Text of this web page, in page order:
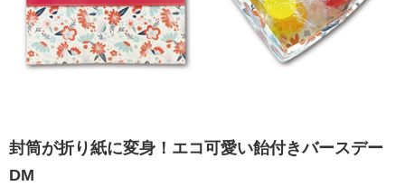
封筒が折り紙に変身！エコ可愛い飴付きバースデー
DM